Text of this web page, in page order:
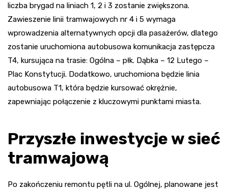
liczba brygad na liniach 1, 2 i 3 zostanie zwiększona.
Zawieszenie linii tramwajowych nr 4 i 5 wymaga
wprowadzenia alternatywnych opcji dla pasażerów, dlatego
zostanie uruchomiona autobusowa komunikacja zastępcza
T4, kursująca na trasie: Ogólna – płk. Dąbka – 12 Lutego –
Plac Konstytucji. Dodatkowo, uruchomiona będzie linia
autobusowa T1, która będzie kursować okrężnie,
zapewniając połączenie z kluczowymi punktami miasta.
Przyszłe inwestycje w sieć
tramwajową
Po zakończeniu remontu pętli na ul. Ogólnej, planowane jest